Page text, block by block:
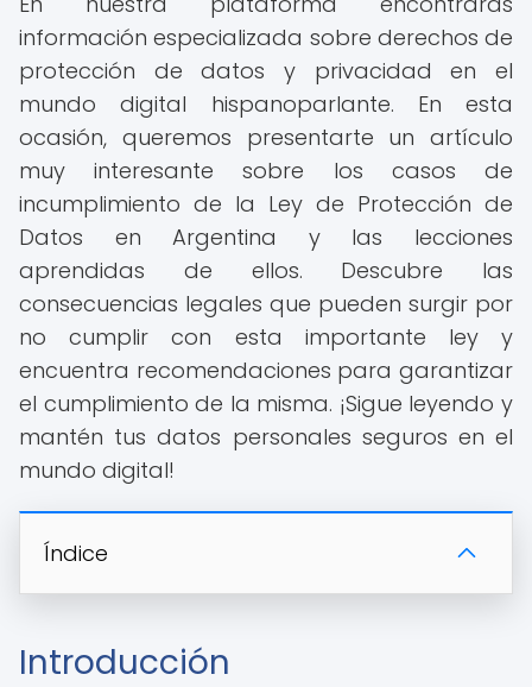
información especializada sobre derechos de
protección de datos y privacidad en el
mundo digital hispanoparlante. En esta
ocasión, queremos presentarte un artículo
muy interesante sobre los casos de
incumplimiento de la Ley de Protección de
Datos en Argentina y las lecciones
aprendidas de ellos. Descubre las
consecuencias legales que pueden surgir por
no cumplir con esta importante ley y
encuentra recomendaciones para garantizar
el cumplimiento de la misma. ¡Sigue leyendo y
mantén tus datos personales seguros en el
mundo digital!
Índice
Introducción